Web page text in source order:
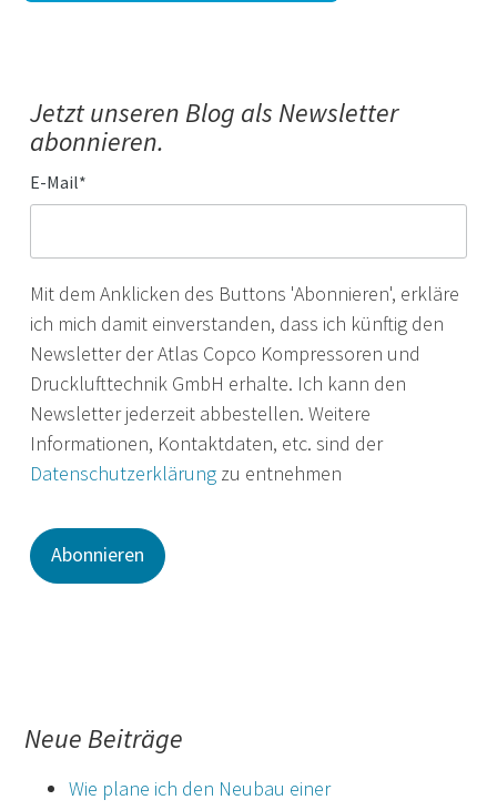
Jetzt unseren Blog als Newsletter
abonnieren.
E-Mail*
Mit dem Anklicken des Buttons 'Abonnieren', erkläre
ich mich damit einverstanden, dass ich künftig den
Newsletter der Atlas Copco Kompressoren und
Drucklufttechnik GmbH erhalte. Ich kann den
Newsletter jederzeit abbestellen. Weitere
Informationen, Kontaktdaten, etc. sind der
Datenschutzerklärungzu entnehmen
Neue Beiträge
Wie plane ich den Neubau einer